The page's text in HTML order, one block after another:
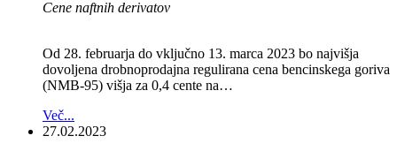
Cene naftnih derivatov
Od 28. februarja do vključno 13. marca 2023 bo najvišja
dovoljena drobnoprodajna regulirana cena bencinskega goriva
(NMB-95) višja za 0,4 cente na…
Več...
27.02.2023